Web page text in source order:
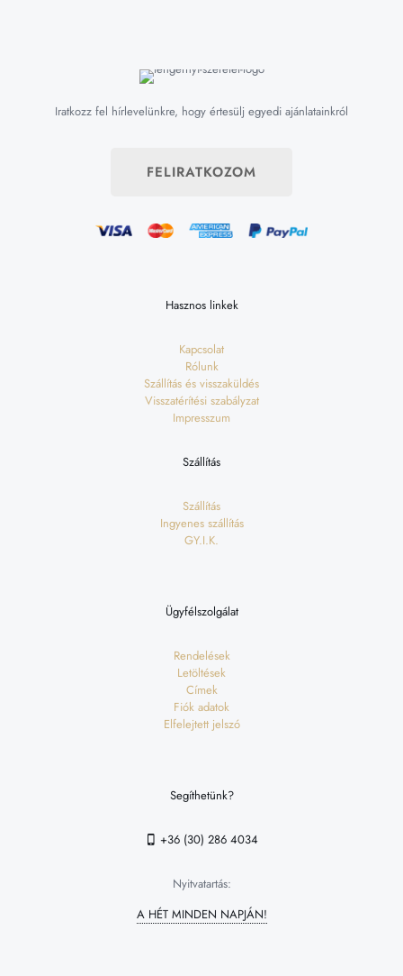
Iratkozz fel hírlevelünkre, hogy értesülj egyedi ajánlatainkról
FELIRATKOZOM
Hasznos linkek
Kapcsolat
Rólunk
Szállítás és visszaküldés
Visszatérítési szabályzat
Impresszum
Szállítás
Szállítás
Ingyenes szállítás
GY.I.K.
Ügyfélszolgálat
Rendelések
Letöltések
Címek
Fiók adatok
Elfelejtett jelszó
Segíthetünk?
+36 (30) 286 4034
Nyitvatartás:
A HÉT MINDEN NAPJÁN!